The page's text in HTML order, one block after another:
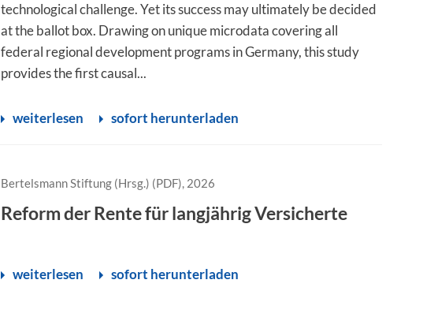
technological challenge. Yet its success may ultimately be decided
at the ballot box. Drawing on unique microdata covering all
federal regional development programs in Germany, this study
provides the first causal...
weiterlesen sofort herunterladen
Bertelsmann Stiftung (Hrsg.) (PDF), 2026
Reform der Rente für langjährig Versicherte
weiterlesen sofort herunterladen